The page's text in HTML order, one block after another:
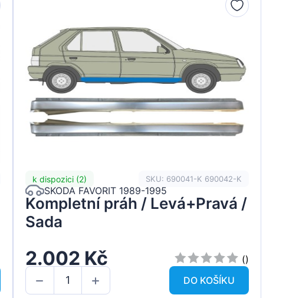
k dispozici (2) SKU: 690041-K 690042-K
SKODA FAVORIT 1989-1995
Kompletní práh / Levá+Pravá /
Sada
2.002 Kč
()
DO KOŠÍKU